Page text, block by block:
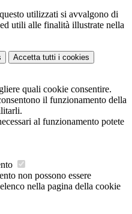
utilizzati si avvalgono di
utili alle finalità illustrate nella
Accetta tutti i cookies
quali cookie consentire.
il funzionamento della
al funzionamento potete
non possono essere
nella pagina della cookie